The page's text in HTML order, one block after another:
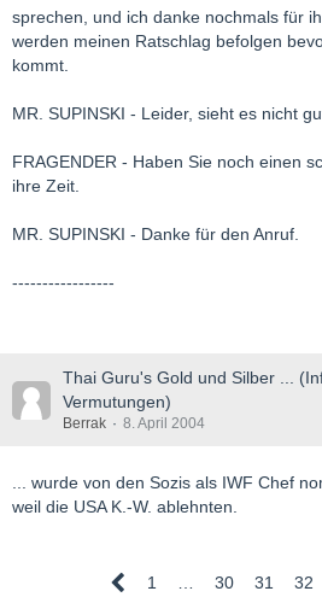
sprechen, und ich danke nochmals für
werden meinen Ratschlag befolgen
kommt.
MR. SUPINSKI - Leider, sieht es nicht
FRAGENDER - Haben Sie noch einen
ihre Zeit.
MR. SUPINSKI - Danke für den Anruf.
-----------------
Thai Guru's Gold und Silber ...
Vermutungen)
Berrak 8. April 2004
... wurde von den Sozis als IWF Chef
weil die USA K.-W. ablehnten.
1 30 31 32